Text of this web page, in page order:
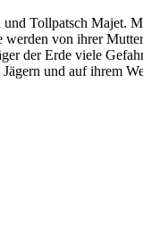
Tollpatsch Majet.
von ihrer
der Erde viele
und auf ihrem